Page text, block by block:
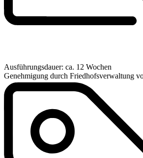
Ausführungsdauer: ca. 12 Wochen
Genehmigung durch Friedhofsverwaltung